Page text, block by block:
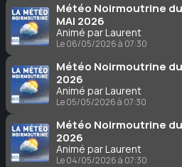
Météo Noirmoutrine du
MAI 2026
Animé par Laurent
Le 06/05/2026 à 07:30
Météo Noirmoutrine du
2026
Animé par Laurent
Le 05/05/2026 à 07:30
Météo Noirmoutrine du
2026
Animé par Laurent
Le 04/05/2026 à 07:30